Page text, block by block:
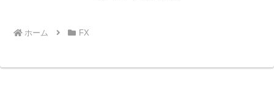
ホーム FX